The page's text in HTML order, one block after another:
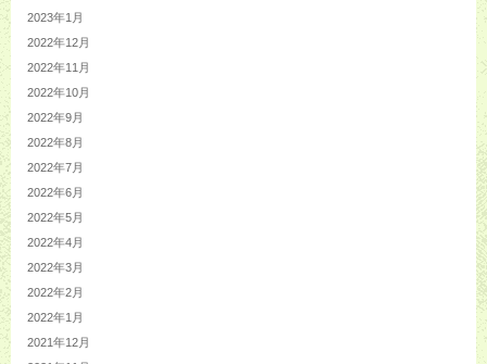
2023年1月
2022年12月
2022年11月
2022年10月
2022年9月
2022年8月
2022年7月
2022年6月
2022年5月
2022年4月
2022年3月
2022年2月
2022年1月
2021年12月